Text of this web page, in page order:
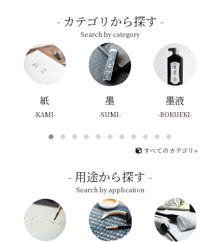
カテゴリから探す
Search by category
紙
KAMI
墨
SUMI
墨液
BOKUEKI
すべてのカテゴリ»
用途から探す
Search by application